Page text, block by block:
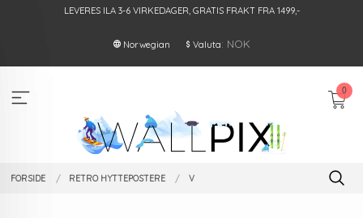
LEVERES ILA 3-6 VIRKEDAGER, GRATIS FRAKT FRA 1499,-
Norwegian Valuta: NOK
0
FORSIDE RETRO HYTTEPOSTERE V